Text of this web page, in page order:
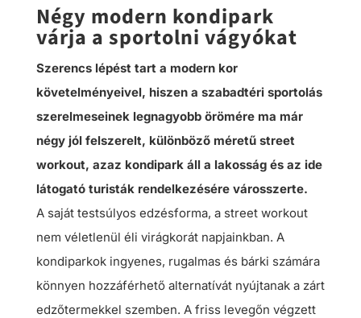
Négy modern kondipark
várja a sportolni vágyókat
Szerencs lépést tart a modern kor
követelményeivel, hiszen a szabadtéri sportolás
szerelmeseinek legnagyobb örömére ma már
négy jól felszerelt, különböző méretű street
workout, azaz kondipark áll a lakosság és az ide
látogató turisták rendelkezésére városszerte.
A saját testsúlyos edzésforma, a street workout
nem véletlenül éli virágkorát napjainkban. A
kondiparkok ingyenes, rugalmas és bárki számára
könnyen hozzáférhető alternatívát nyújtanak a zárt
edzőtermekkel szemben. A friss levegőn végzett